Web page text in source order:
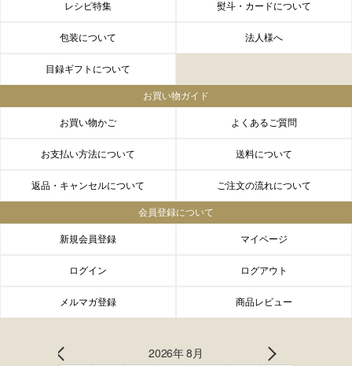
レシピ特集 熨斗・カードについて
包装について 法人様へ
目録ギフトについて
お買い物ガイド
お買い物かご よくあるご質問
お支払い方法について 送料について
返品・キャンセルについて ご注文の流れについて
会員登録について
新規会員登録 マイページ
ログイン ログアウト
メルマガ登録 商品レビュー